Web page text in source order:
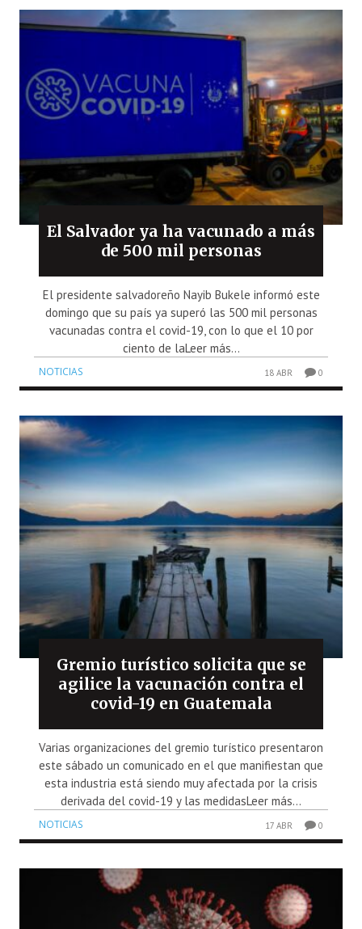
El Salvador ya ha vacunado a más
de 500 mil personas
El presidente salvadoreño Nayib Bukele informó este
domingo que su país ya superó las 500 mil personas
vacunadas contra el covid-19, con lo que el 10 por
ciento de laLeer más...
NOTICIAS 18 ABR 0
Gremio turístico solicita que se
agilice la vacunación contra el
covid-19 en Guatemala
Varias organizaciones del gremio turístico presentaron
este sábado un comunicado en el que manifiestan que
esta industria está siendo muy afectada por la crisis
derivada del covid-19 y las medidasLeer más...
NOTICIAS 17 ABR 0